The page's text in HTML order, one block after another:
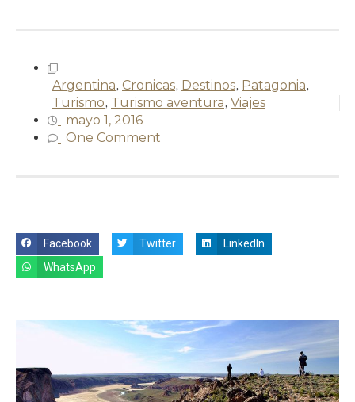
Argentina, Cronicas, Destinos, Patagonia,
Turismo, Turismo aventura, Viajes
mayo 1, 2016
One Comment
Facebook Twitter
LinkedIn
WhatsApp